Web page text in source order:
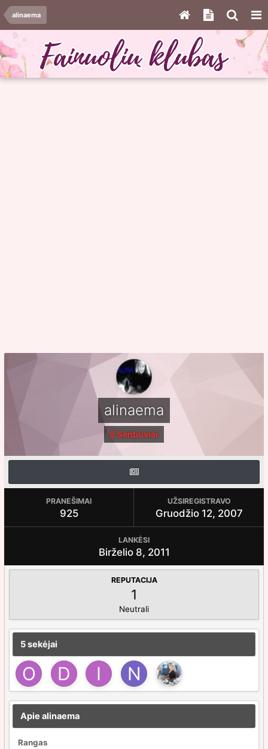
alinaema
alinaema
Senbūviai
PRANEŠIMAI
925
UŽSIREGISTRAVO
Gruodžio 12, 2007
LANKĖSI
Birželio 8, 2011
REPUTACIJA
1
Neutrali
5 sekėjai
Apie alinaema
Rangas